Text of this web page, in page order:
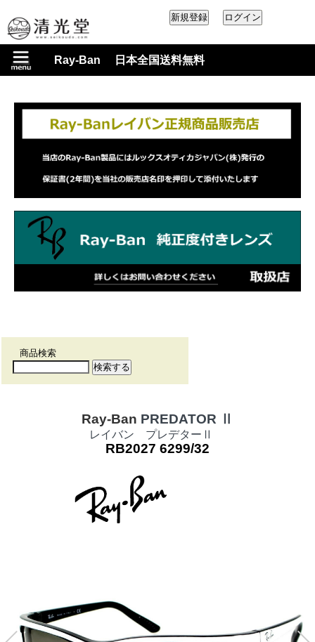
Ray-Ban 日本全国送料無料
商品検索
Ray-Ban PREDATOR
レイバン プレデターⅡ
RB2027 6299/32